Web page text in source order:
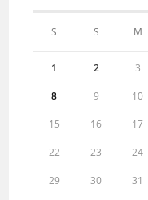
S S M
1 2 3
8 9 10
15 16 17
22 23 24
29 30 31